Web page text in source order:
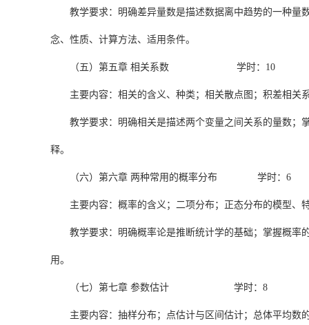
教学要求：明确差异量数是描述数据离中趋势的一种量
念、性质、计算方法、适用条件。
（五）第五章 相关系数 学时：10
主要内容：相关的含义、种类；相关散点图；积差相关
教学要求：明确相关是描述两个变量之间关系的量数；
释。
（六）第六章 两种常用的概率分布 学时：6
主要内容：概率的含义；二项分布；正态分布的模型、
教学要求：明确概率论是推断统计学的基础；掌握概率
用。
（七）第七章 参数估计 学时：8
主要内容：抽样分布；点估计与区间估计；总体平均数